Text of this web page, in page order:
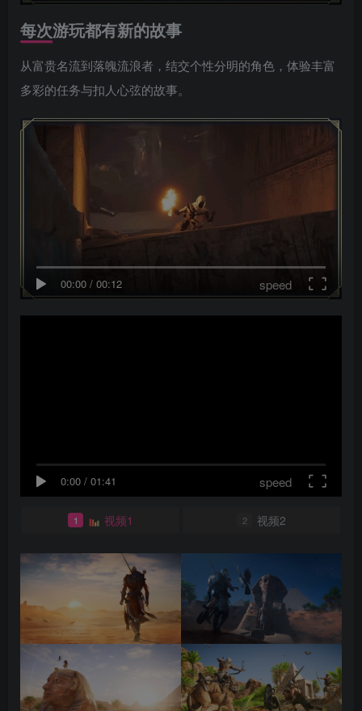
每次游玩都有新的故事
从富贵名流到落魄流浪者，结交个性分明的角色，体验丰富
多彩的任务与扣人心弦的故事。
00:00 / 00:12 speed
0:00 / 01:41 speed
1 视频1 2 视频2